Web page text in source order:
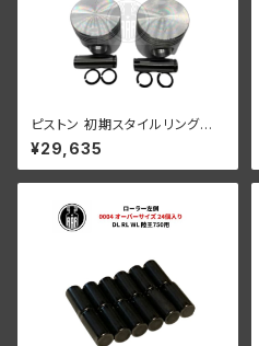
ピストン 初期スタイルリング付
き 2 個セット オープン オイル リ
ング +070" OS 1932-52年 D
L/RL/WL/G
¥29,635